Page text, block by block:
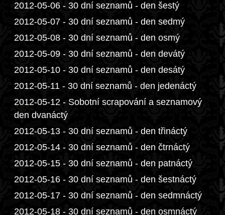
2012-05-06 - 30 dní seznamů - den šestý
2012-05-07 - 30 dní seznamů - den sedmý
2012-05-08 - 30 dní seznamů - den osmý
2012-05-09 - 30 dní seznamů - den devátý
2012-05-10 - 30 dní seznamů - den desátý
2012-05-11 - 30 dní seznamů - den jedenáctý
2012-05-12 - Sobotní scrapování a seznamový
den dvanáctý
2012-05-13 - 30 dní seznamů - den třináctý
2012-05-14 - 30 dní seznamů - den čtrnáctý
2012-05-15 - 30 dní seznamů - den patnáctý
2012-05-16 - 30 dní seznamů - den šestnáctý
2012-05-17 - 30 dní seznamů - den sedmnáctý
2012-05-18 - 30 dní seznamů - den osmnáctý